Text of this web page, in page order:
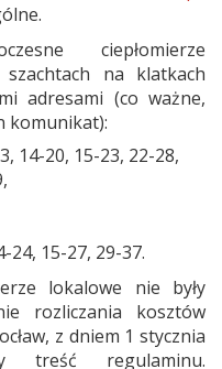
ciepłomierze
na klatkach
adresami (co ważne,
komunikat):
14-20, 15-23, 22-28,
24, 15-27, 29-37.
lokalowe nie były
rozliczania kosztów
z dniem 1 stycznia
treść regulaminu.